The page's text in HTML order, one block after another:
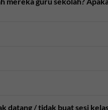
/ tidak buat sesi